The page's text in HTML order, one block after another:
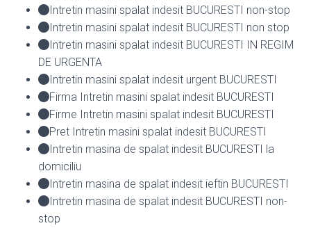
Intretin masini spalat indesit BUCURESTI non-stop
Intretin masini spalat indesit BUCURESTI non stop
Intretin masini spalat indesit BUCURESTI IN REGIM
DE URGENTA
Intretin masini spalat indesit urgent BUCURESTI
Firma Intretin masini spalat indesit BUCURESTI
Firme Intretin masini spalat indesit BUCURESTI
Pret Intretin masini spalat indesit BUCURESTI
Intretin masina de spalat indesit BUCURESTI la
domiciliu
Intretin masina de spalat indesit ieftin BUCURESTI
Intretin masina de spalat indesit BUCURESTI non-
stop